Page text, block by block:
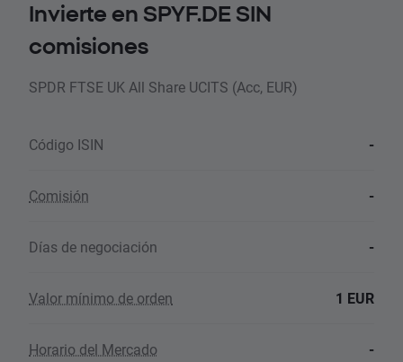
Invierte en SPYF.DE SIN
comisiones
SPDR FTSE UK All Share UCITS (Acc, EUR)
Código ISIN -
Comisión -
Días de negociación -
Valor mínimo de orden 1 EUR
Horario del Mercado -